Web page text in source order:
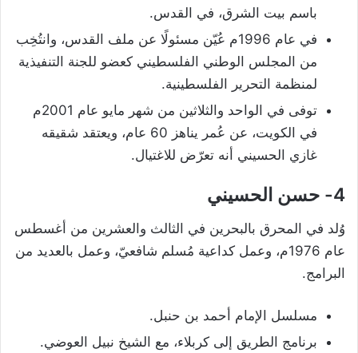
باسم بيت الشرق، في القدس.
في عام 1996م عُيّن مسئولًا عن ملف القدس، وانتُخِب
من المجلس الوطني الفلسطيني كعضو للجنة التنفيذية
لمنظمة التحرير الفلسطينية.
توفى في الواحد والثلاثين من شهر مايو عام 2001م
في الكويت، عن عُمر يناهز 60 عام، ويعتقد شقيقه
غازي الحسيني أنه تعرّض للاغتيال.
4- حسن الحسيني
وُلد في المحرق بالبحرين في الثالث والعشرين من أغسطس
عام 1976م، وعمل كداعية مُسلم شافعيّ، وعمل بالعديد من
البرامج.
مسلسل الإمام أحمد بن حنبل.
برنامج الطريق إلى كربلاء، مع الشيخ نبيل العوضي.